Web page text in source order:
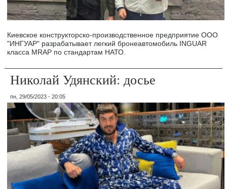
Киевское конструкторско-производственное предприятие ООО
"ИНГУАР" разрабатывает легкий бронеавтомобиль INGUAR
класса MRAP по стандартам НАТО.
Николай Удянский: досье
пн, 29/05/2023 - 20:05